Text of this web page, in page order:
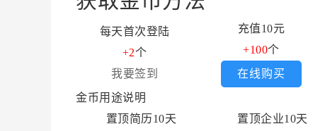
每天首次登陆
+2个
我要签到
充值10元
+100个
在线购买
金币用途说明
置顶简历10天
置顶企业10天